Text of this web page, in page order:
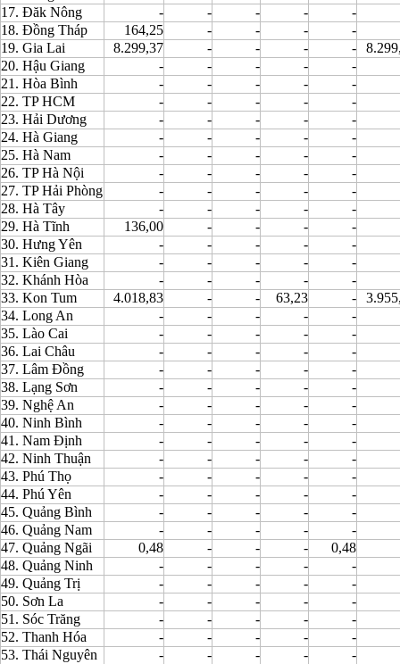
17. Đăk Nông
- - - -
-
18. Đồng Tháp
164,25 - - -
-
19. Gia Lai
8.299,37 - - - -
20. Hậu Giang
- - - -
-
21. Hòa Bình
- - - -
-
22. TP HCM
- - - -
-
23. Hải Dương
- - - -
-
24. Hà Giang
- - - -
-
25. Hà Nam
- - - -
-
26. TP Hà Nội
- - - -
-
27. TP Hải Phòng
- - - -
-
28. Hà Tây
- - - -
-
29. Hà Tĩnh
136,00 - - -
-
30. Hưng Yên
- - - -
-
31. Kiên Giang
- - - -
-
32. Khánh Hòa
- - - -
-
33. Kon Tum
4.018,83 - - 63,23 -
34. Long An
- - - -
-
35. Lào Cai
- - - -
-
36. Lai Châu
- - - -
-
37. Lâm Đồng
- - - -
-
38. Lạng Sơn
- - - -
-
39. Nghệ An
- - - -
-
40. Ninh Bình
- - - -
-
41. Nam Định
- - - -
-
42. Ninh Thuận
- - - -
-
43. Phú Thọ
- - - -
-
44. Phú Yên
- - - -
-
45. Quảng Bình
- - - -
-
46. Quảng Nam
- - - -
-
47. Quảng Ngãi
0,48 - - -
0,48
48. Quảng Ninh
- - - -
-
49. Quảng Trị
- - - -
-
50. Sơn La
- - - -
-
51. Sóc Trăng
- - - -
-
52. Thanh Hóa
- - - -
-
53. Thái Nguyên
- - - -
-